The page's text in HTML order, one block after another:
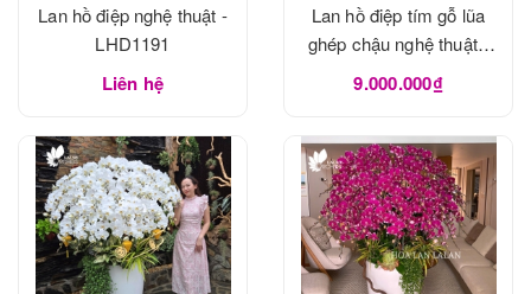
Lan hồ điệp nghệ thuật -
LHD1191
Liên hệ
Lan hồ điệp tím gỗ lũa
ghép chậu nghệ thuật -
LHD1190
9.000.000₫